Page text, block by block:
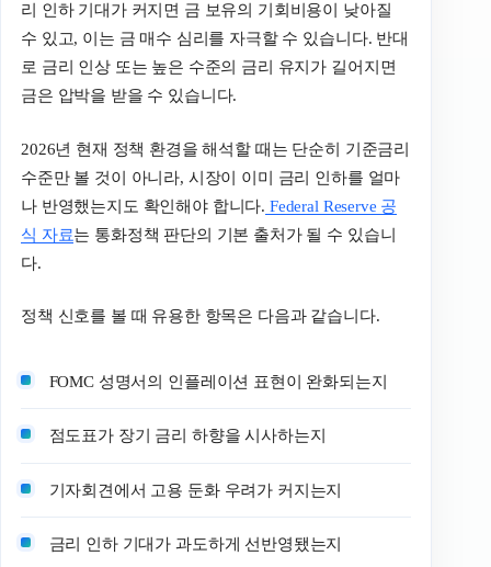
리 인하 기대가 커지면 금 보유의 기회비용이 낮아질
수 있고, 이는 금 매수 심리를 자극할 수 있습니다. 반대
로 금리 인상 또는 높은 수준의 금리 유지가 길어지면
금은 압박을 받을 수 있습니다.
2026년 현재 정책 환경을 해석할 때는 단순히 기준금리
수준만 볼 것이 아니라, 시장이 이미 금리 인하를 얼마
나 반영했는지도 확인해야 합니다. Federal Reserve 공
식 자료는 통화정책 판단의 기본 출처가 될 수 있습니
다.
정책 신호를 볼 때 유용한 항목은 다음과 같습니다.
FOMC 성명서의 인플레이션 표현이 완화되는지
점도표가 장기 금리 하향을 시사하는지
기자회견에서 고용 둔화 우려가 커지는지
금리 인하 기대가 과도하게 선반영됐는지